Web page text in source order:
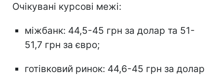
Очікувані курсові межі:
міжбанк: 44,5-45 грн за долар та 51-
51,7 грн за євро;
готівковий ринок: 44,6-45 грн за долар